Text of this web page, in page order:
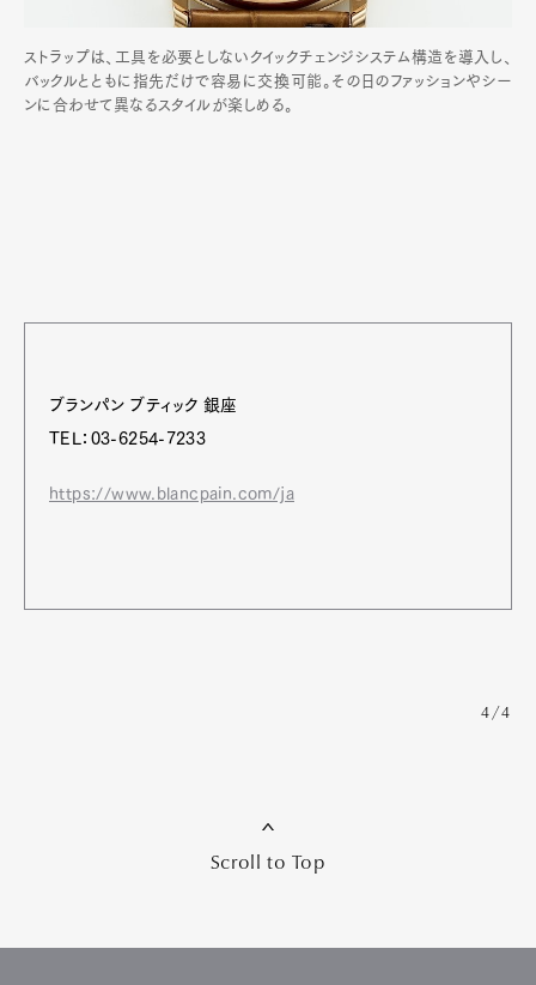
ストラップは、工具を必要としないクイックチェンジシステム構造を導入し、
バックルとともに指先だけで容易に交換可能。その日のファッションやシー
ンに合わせて異なるスタイルが楽しめる。
ブランパン ブティック 銀座
TEL：03-6254-7233
https://www.blancpain.com/ja
4/4
Scroll to Top